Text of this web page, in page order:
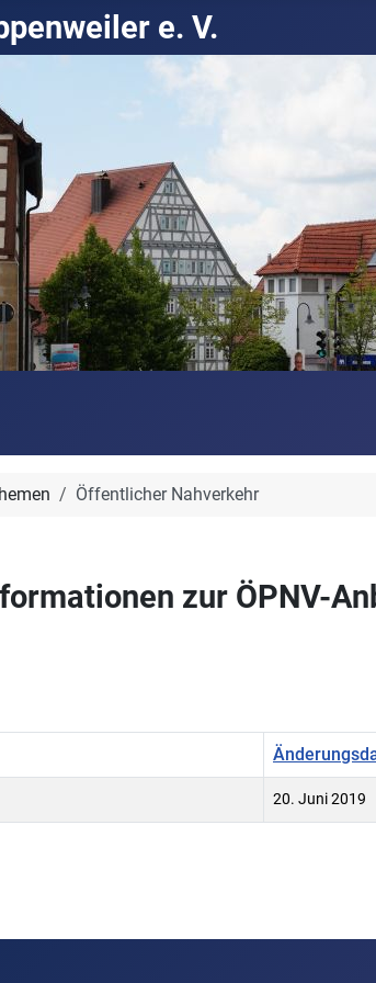
e. V.
Öffentlicher Nahverkehr
zur ÖPNV-
20. Juni 2019